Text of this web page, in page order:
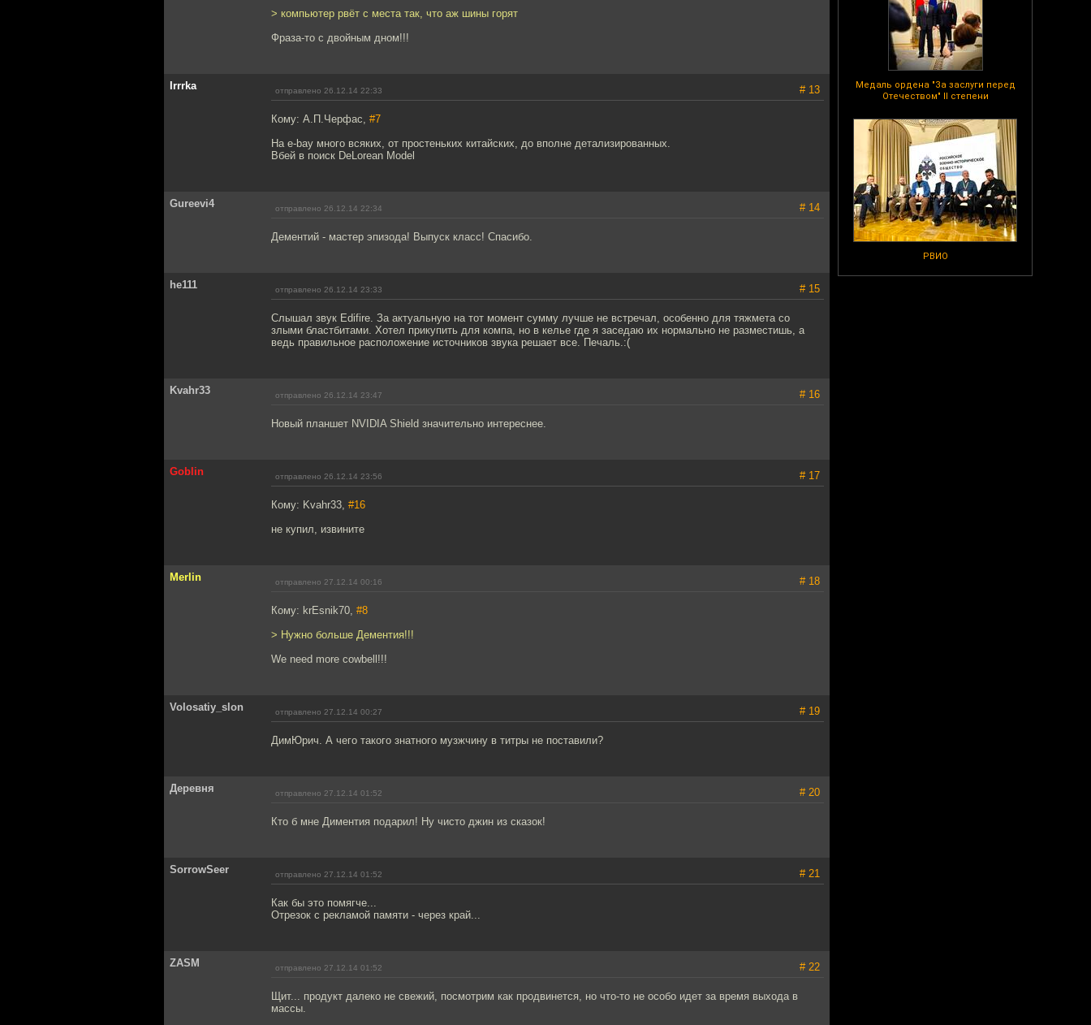
Медаль ордена "За заслуги перед
Отечеством" II степени
РВИО
> компьютер рвёт с места так, что аж шины горят
Фраза-то с двойным дном!!!
Irrrka отправлено 26.12.14 22:33 # 13
Кому: А.П.Черфас, #7
На e-bay много всяких, от простеньких китайских, до вполне детализированных.
Вбей в поиск DeLorean Model
Gureevi4 отправлено 26.12.14 22:34 # 14
Дементий - мастер эпизода! Выпуск класс! Спасибо.
he111 отправлено 26.12.14 23:33 # 15
Слышал звук Edifire. За актуальную на тот момент сумму лучше не встречал, особенно для тяжмета со
злыми бластбитами. Хотел прикупить для компа, но в келье где я заседаю их нормально не разместишь, а
ведь правильное расположение источников звука решает все. Печаль.:(
Kvahr33 отправлено 26.12.14 23:47 # 16
Новый планшет NVIDIA Shield значительно интереснее.
Goblin отправлено 26.12.14 23:56 # 17
Кому: Kvahr33, #16
не купил, извините
Merlin отправлено 27.12.14 00:16 # 18
Кому: krEsnik70, #8
> Нужно больше Дементия!!!
We need more cowbell!!!
Volosatiy_slon отправлено 27.12.14 00:27 # 19
ДимЮрич. А чего такого знатного музжчину в титры не поставили?
Деревня отправлено 27.12.14 01:52 # 20
Кто б мне Диментия подарил! Ну чисто джин из сказок!
SorrowSeer отправлено 27.12.14 01:52 # 21
Как бы это помягче...
Отрезок с рекламой памяти - через край...
ZASM отправлено 27.12.14 01:52 # 22
Щит... продукт далеко не свежий, посмотрим как продвинется, но что-то не особо идет за время выхода в
массы.